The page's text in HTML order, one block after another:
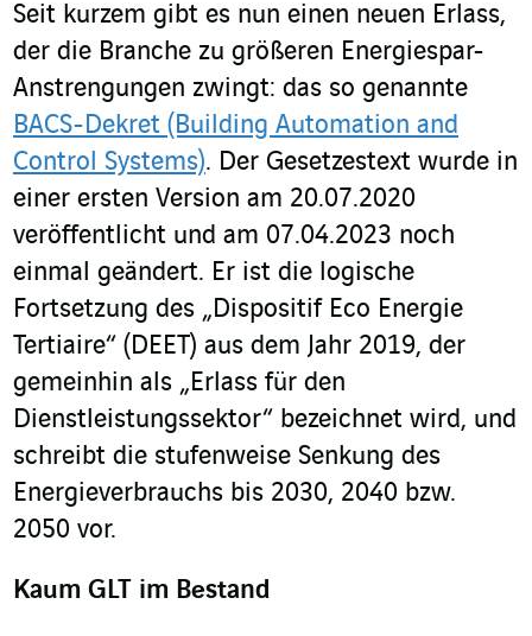
Seit kurzem gibt es nun einen neuen Erlass,
der die Branche zu größeren Energiespar-
Anstrengungen zwingt: das so genannte
BACS-Dekret (Building Automation and
Control Systems). Der Gesetzestext wurde in
einer ersten Version am 20.07.2020
veröffentlicht und am 07.04.2023 noch
einmal geändert. Er ist die logische
Fortsetzung des „Dispositif Eco Energie
Tertiaire“ (DEET) aus dem Jahr 2019, der
gemeinhin als „Erlass für den
Dienstleistungssektor“ bezeichnet wird, und
schreibt die stufenweise Senkung des
Energieverbrauchs bis 2030, 2040 bzw.
2050 vor.
Kaum GLT im Bestand